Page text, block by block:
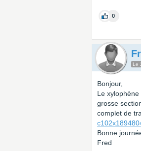
0
Le
Bonjour,
Le
grosse
complet de
Bonne
Fred